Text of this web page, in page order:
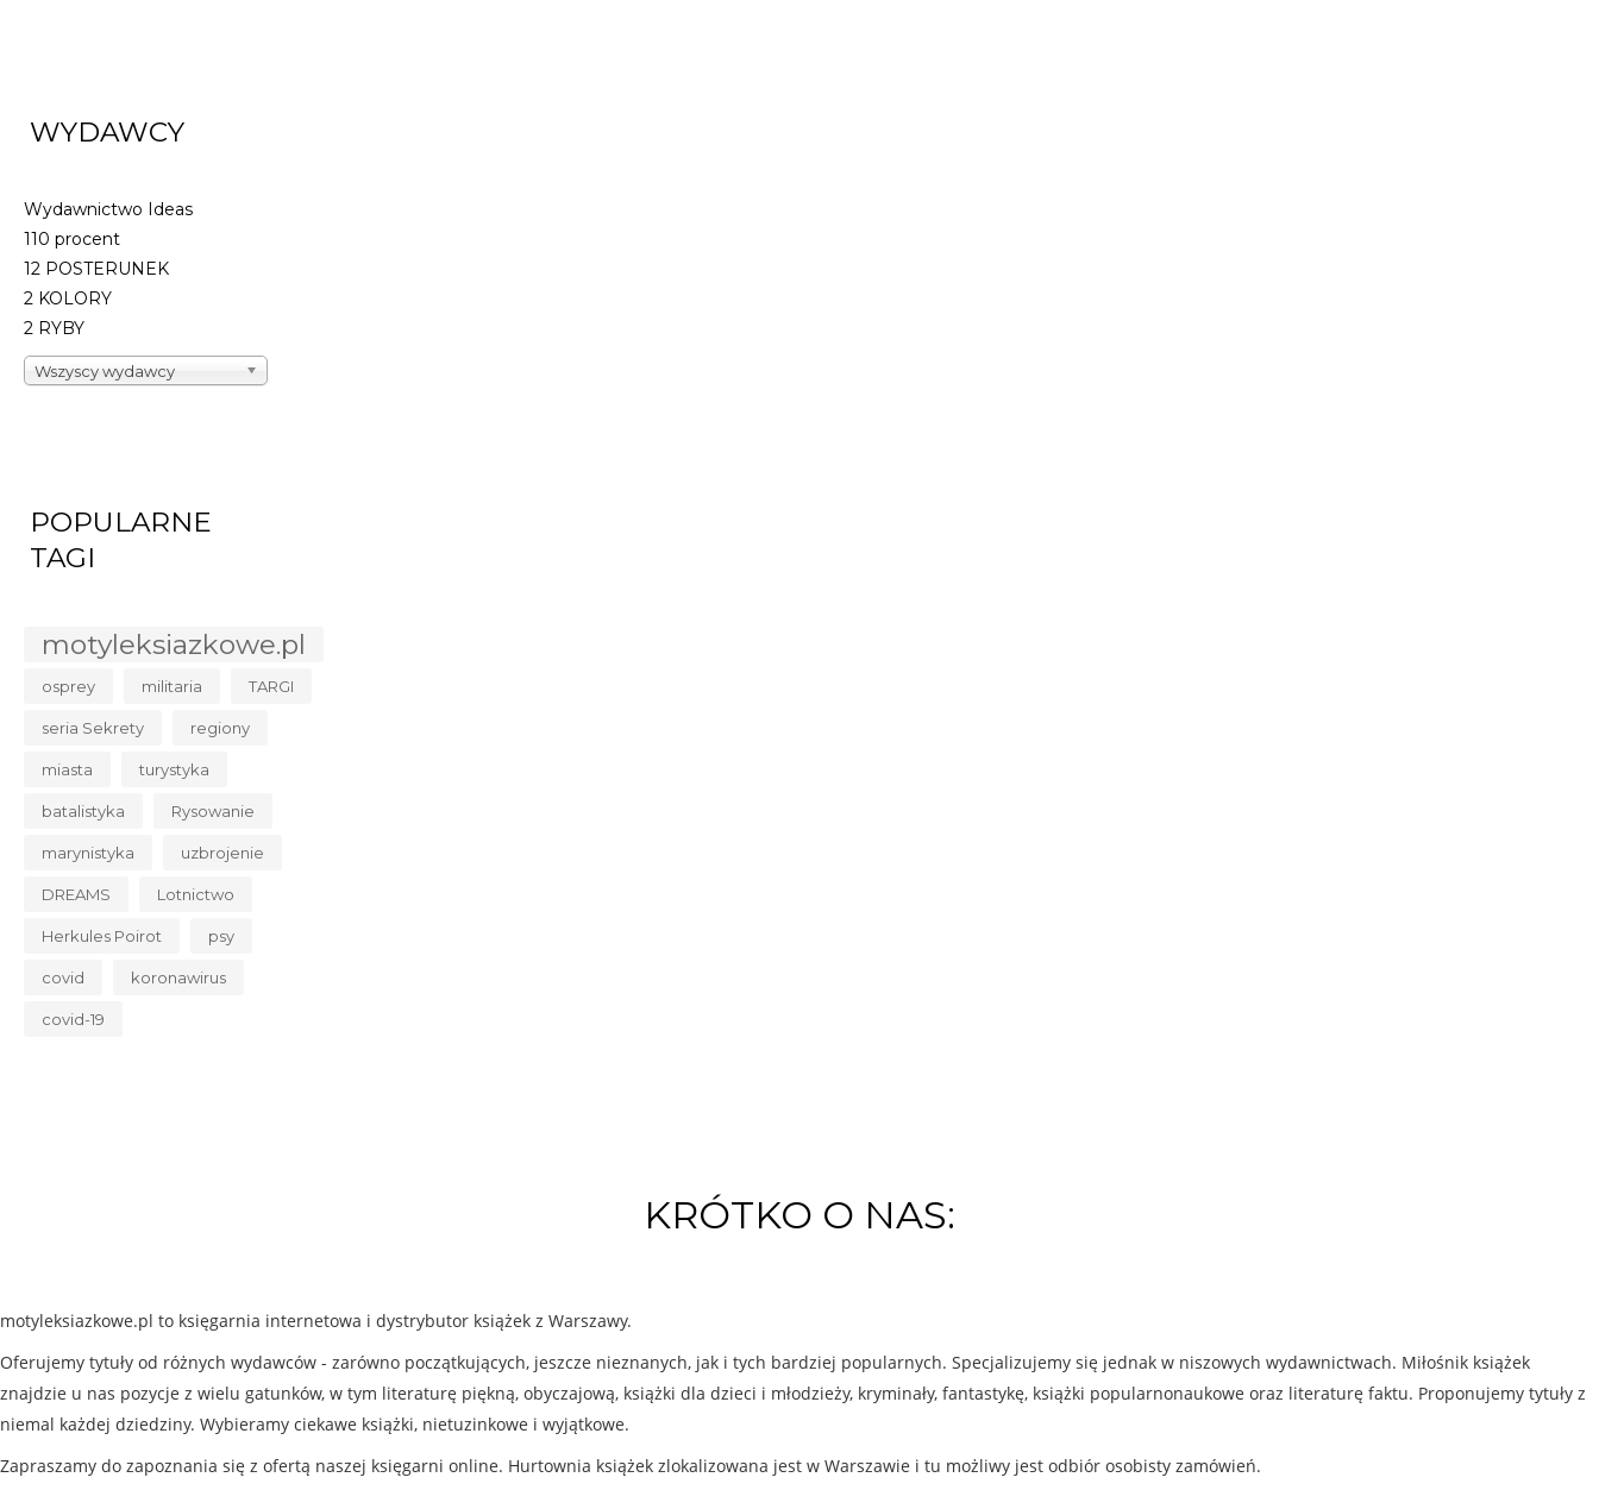
WYDAWCY
Wydawnictwo Ideas
110 procent
12 POSTERUNEK
2 KOLORY
2 RYBY
Wszyscy wydawcy
POPULARNE
TAGI
motyleksiazkowe.pl
osprey militaria TARGI
seria Sekrety regiony
miasta turystyka
batalistyka Rysowanie
marynistyka uzbrojenie
DREAMS Lotnictwo
Herkules Poirot psy
covid koronawirus
covid-19
KRÓTKO O NAS:
motyleksiazkowe.pl to księgarnia internetowa i dystrybutor książek z Warszawy.
Oferujemy tytuły od różnych wydawców - zarówno początkujących, jeszcze nieznanych, jak i tych bardziej popularnych. Specjalizujemy się jednak w niszowych wydawnictwach. Miłośnik książek
znajdzie u nas pozycje z wielu gatunków, w tym literaturę piękną, obyczajową, książki dla dzieci i młodzieży, kryminały, fantastykę, książki popularnonaukowe oraz literaturę faktu. Proponujemy tytuły z
niemal każdej dziedziny. Wybieramy ciekawe książki, nietuzinkowe i wyjątkowe.
Zapraszamy do zapoznania się z ofertą naszej księgarni online. Hurtownia książek zlokalizowana jest w Warszawie i tu możliwy jest odbiór osobisty zamówień.